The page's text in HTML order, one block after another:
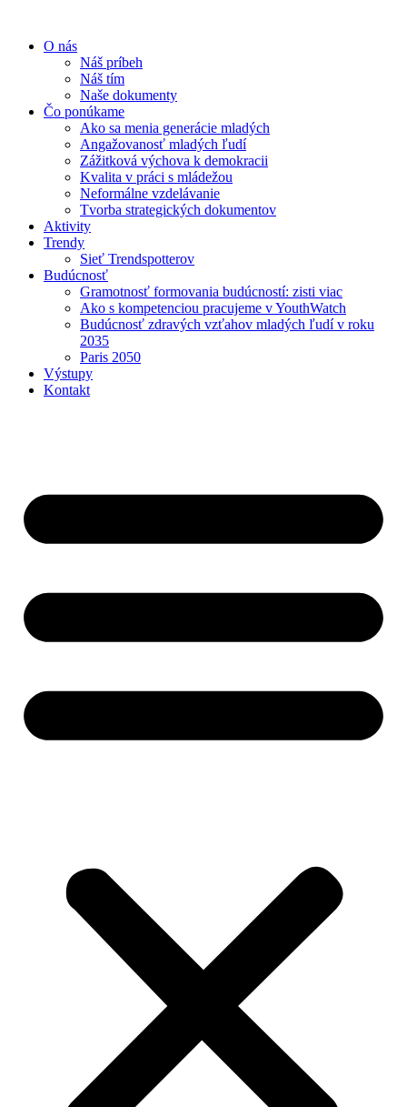
O nás
Náš príbeh
Náš tím
Naše dokumenty
Čo ponúkame
Ako sa menia generácie mladých
Angažovanosť mladých ľudí
Zážitková výchova k demokracii
Kvalita v práci s mládežou
Neformálne vzdelávanie
Tvorba strategických dokumentov
Aktivity
Trendy
Sieť Trendspotterov
Budúcnosť
Gramotnosť formovania budúcností: zisti viac
Ako s kompetenciou pracujeme v YouthWatch
Budúcnosť zdravých vzťahov mladých ľudí v roku
2035
Paris 2050
Výstupy
Kontakt